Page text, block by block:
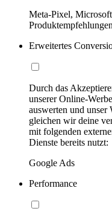
Meta-Pixel,
Erweitertes
Durch das
unserer Online-
auswerten und unser
gleichen wir deine
mit folgenden
Dienste bereits nutzt:
Google Ads
Performance